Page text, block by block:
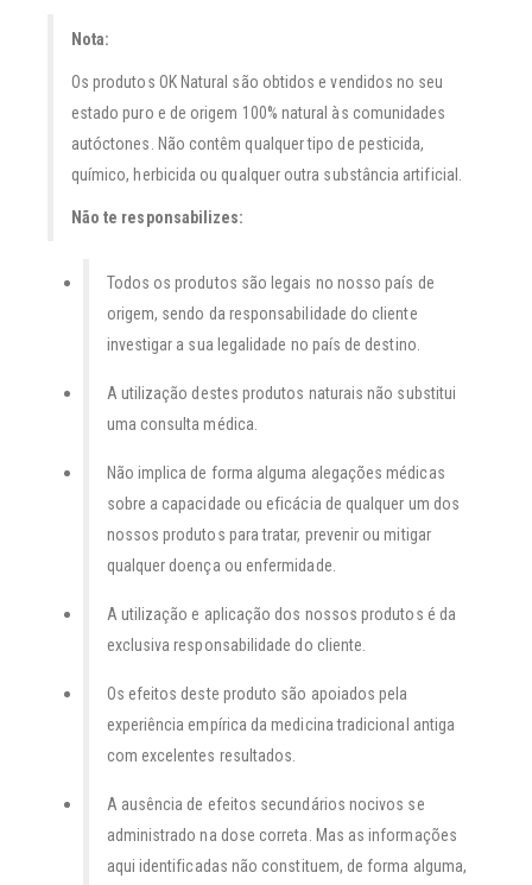
Nota:
Os produtos OK Natural são obtidos e vendidos no seu
estado puro e de origem 100% natural às comunidades
autóctones. Não contêm qualquer tipo de pesticida,
químico, herbicida ou qualquer outra substância artificial.
Não te responsabilizes:
Todos os produtos são legais no nosso país de
origem, sendo da responsabilidade do cliente
investigar a sua legalidade no país de destino.
A utilização destes produtos naturais não substitui
uma consulta médica.
Não implica de forma alguma alegações médicas
sobre a capacidade ou eficácia de qualquer um dos
nossos produtos para tratar, prevenir ou mitigar
qualquer doença ou enfermidade.
A utilização e aplicação dos nossos produtos é da
exclusiva responsabilidade do cliente.
Os efeitos deste produto são apoiados pela
experiência empírica da medicina tradicional antiga
com excelentes resultados.
A ausência de efeitos secundários nocivos se
administrado na dose correta. Mas as informações
aqui identificadas não constituem, de forma alguma,